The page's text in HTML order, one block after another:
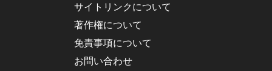
サイトリンクについて
著作権について
免責事項について
お問い合わせ